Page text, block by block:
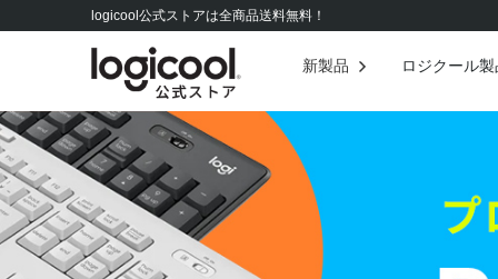
logicool公式ストアは全商品送料無料！
新製品 ロジクール製
マウス
PCスピーカー マウス＆キーボード
ゲーミングマウス ゲーミングスピーカー
ゲーミングキーボード ゲームパッド / ハンド